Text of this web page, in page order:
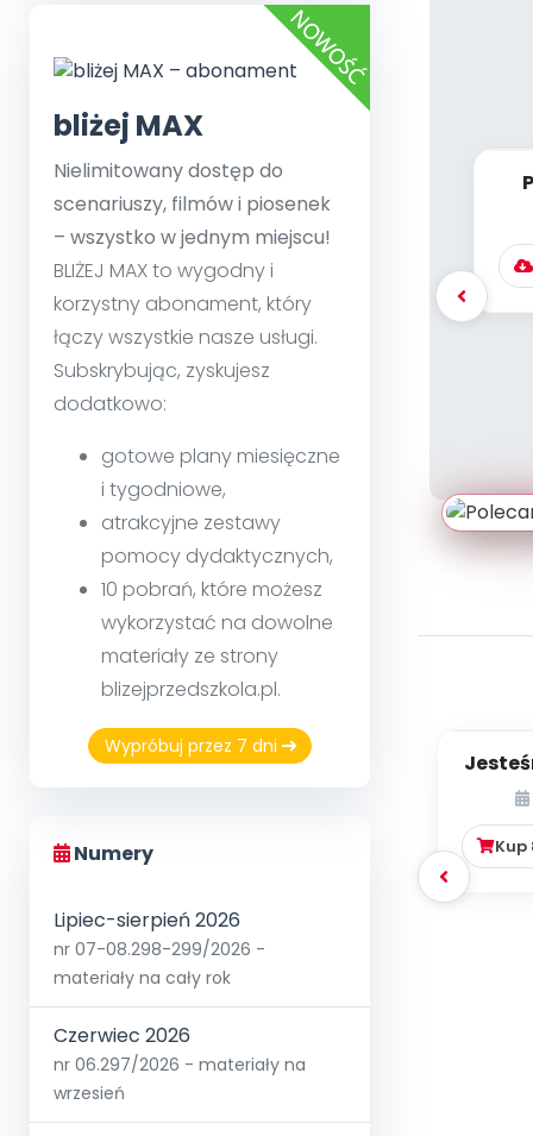
bliżej MAX
Nielimitowany dostęp do
scenariuszy, filmów i piosenek
– wszystko w jednym miejscu!
BLIŻEJ MAX to wygodny i
korzystny abonament, który
łączy wszystkie nasze usługi.
Subskrybując, zyskujesz
dodatkowo:
gotowe plany miesięczne
i tygodniowe,
atrakcyjne zestawy
pomocy dydaktycznych,
10 pobrań, które możesz
wykorzystać na dowolne
materiały ze strony
blizejprzedszkola.pl.
Wypróbuj przez 7 dni
Numery
Lipiec-sierpień 2026
nr 07-08.298-299/2026 -
materiały na cały rok
Czerwiec 2026
nr 06.297/2026 - materiały na
wrzesień
Kup